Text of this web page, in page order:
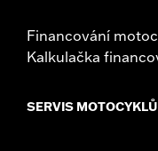
Financování
Kalkulačka
SERVIS MOTOCYKLŮ